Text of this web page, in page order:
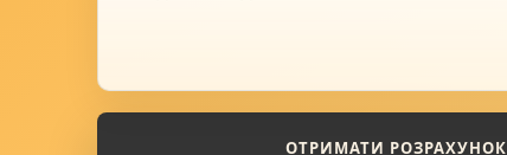
ОТРИМАТИ РОЗРАХУНОК